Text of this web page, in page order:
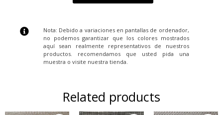
Nota: Debido a variaciones en pantallas de ordenador,
no podemos garantizar que los colores mostrados
aquí sean realmente representativos de nuestros
productos. recomendamos que usted pida una
muestra o visite nuestra tienda.
Related products